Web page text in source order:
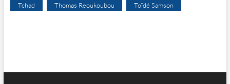
Tchad Thomas Reoukoubou Toïdé Samson